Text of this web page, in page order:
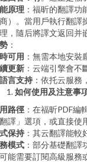
原理 ：福昕的翻譯功
）。當用戶執行翻譯
，隨后將譯文返回并
：
可用 ：無需本地安裝
更新 ：云端引擎會不
言支持 ：依托云服務
如何使用及注意事
路徑 ：在福昕PDF
譯」選項，或直接使
保持 ：其云翻譯能較
模式 ：部分基礎翻
能需要訂閱高級服務